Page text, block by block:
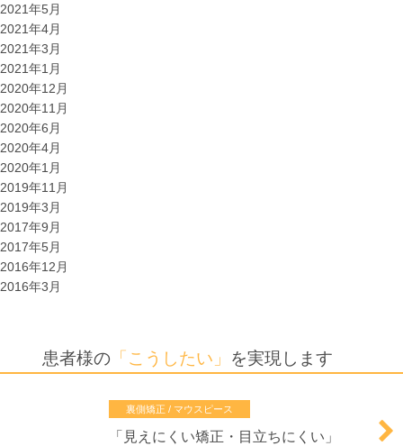
2021年5月
2021年4月
2021年3月
2021年1月
2020年12月
2020年11月
2020年6月
2020年4月
2020年1月
2019年11月
2019年3月
2017年9月
2017年5月
2016年12月
2016年3月
患者様の 「こうしたい」 を実現します
裏側矯正 / マウスピース
「 見えにくい矯正・目立ちにくい 」